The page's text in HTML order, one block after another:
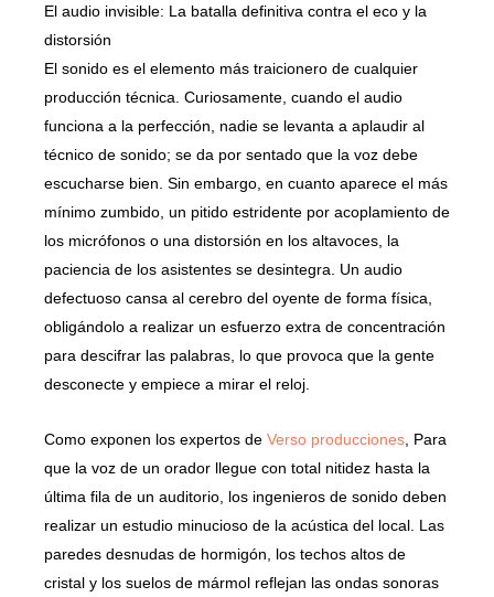
El audio invisible: La batalla definitiva contra el eco y la
distorsión
El sonido es el elemento más traicionero de cualquier
producción técnica. Curiosamente, cuando el audio
funciona a la perfección, nadie se levanta a aplaudir al
técnico de sonido; se da por sentado que la voz debe
escucharse bien. Sin embargo, en cuanto aparece el más
mínimo zumbido, un pitido estridente por acoplamiento de
los micrófonos o una distorsión en los altavoces, la
paciencia de los asistentes se desintegra. Un audio
defectuoso cansa al cerebro del oyente de forma física,
obligándolo a realizar un esfuerzo extra de concentración
para descifrar las palabras, lo que provoca que la gente
desconecte y empiece a mirar el reloj.
Como exponen los expertos de Verso producciones, Para
que la voz de un orador llegue con total nitidez hasta la
última fila de un auditorio, los ingenieros de sonido deben
realizar un estudio minucioso de la acústica del local. Las
paredes desnudas de hormigón, los techos altos de
cristal y los suelos de mármol reflejan las ondas sonoras